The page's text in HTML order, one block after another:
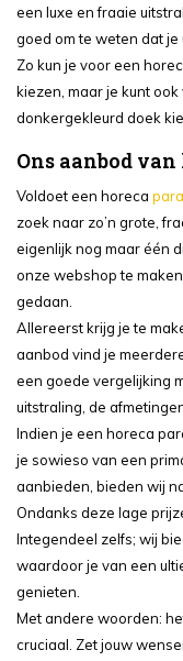
een luxe en fraaie
goed om te weten dat
Zo kun je voor een
kiezen, maar je kunt
donkergekleurd doek
Ons aanbod
Voldoet een horeca
zoek naar zo’n grote,
eigenlijk nog maar één
onze webshop te
gedaan.
Allereerst krijg je te
aanbod vind je
een goede vergelijking
uitstraling, de
Indien je een horeca
je sowieso van een
aanbieden, bieden wij
Ondanks deze lage
Integendeel zelfs; wij
waardoor je van een
genieten.
Met andere woorden:
cruciaal. Zet jouw